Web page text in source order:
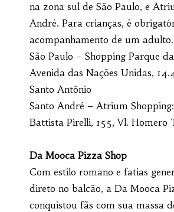
na zona sul de São Paulo, e
André. Para crianças, é
acompanhamento de um adulto.
São Paulo – Shopping Parque
Avenida das Nações Unidas,
Santo Antônio
Santo André – Atrium
Battista Pirelli, 155, Vl. Homero
Da Mooca Pizza Shop
Com estilo romano e fatias
direto no balcão, a Da Mooca
conquistou fãs com sua massa